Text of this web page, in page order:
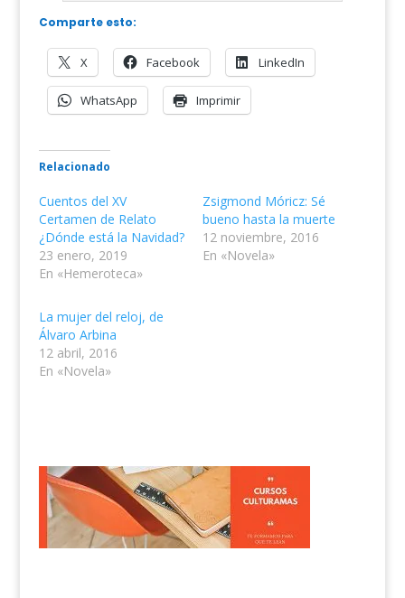
Comparte esto:
X Facebook LinkedIn
WhatsApp Imprimir
Relacionado
Cuentos del XV
Certamen de Relato
¿Dónde está la Navidad?
23 enero, 2019
En «Hemeroteca»
Zsigmond Móricz: Sé
bueno hasta la muerte
12 noviembre, 2016
En «Novela»
La mujer del reloj, de
Álvaro Arbina
12 abril, 2016
En «Novela»